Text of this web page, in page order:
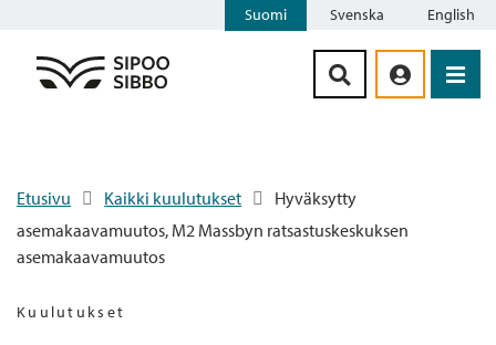
Suomi Svenska English
Etusivu Kaikki kuulutukset
Hyväksytty
asemakaavamuutos, M2 Massbyn ratsastuskeskuksen
asemakaavamuutos
Kuulutukset